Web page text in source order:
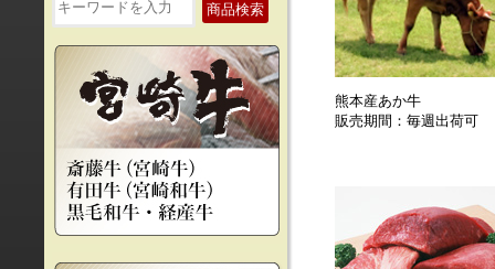
商品検索
熊本産あか牛
販売期間：毎週出荷可